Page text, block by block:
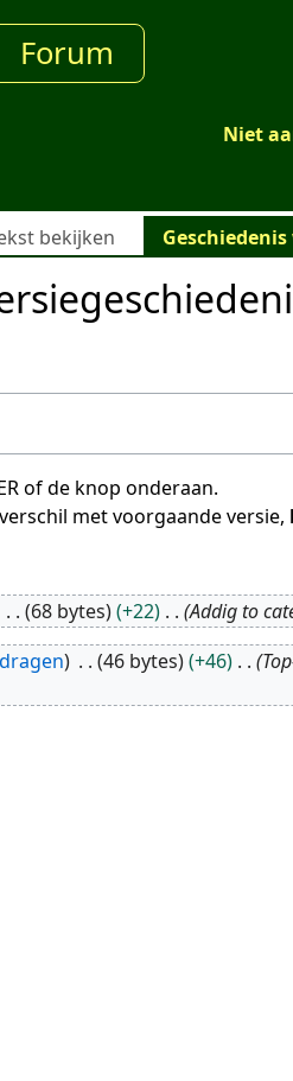
Forum
Niet
bekijken
of de knop onderaan.
met voorgaande versie,
68 bytes +22 Addig to
46 bytes +46